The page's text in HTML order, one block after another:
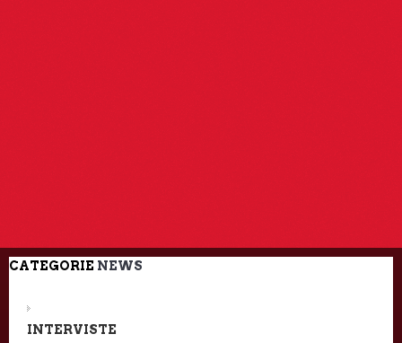
CATEGORIE NEWS
INTERVISTE